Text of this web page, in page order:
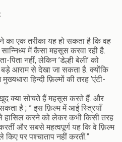
का एक तरीका यह हो सकता है कि वह
में कैसा महसूस करवा रही है.
नहीं, लेकिन ’डेल्ही बेली’ को
आराम से देखा जा सकता है. क्योंकि
हिन्दी फ़िल्मों की तरह ’एंटी-
क्‍या सोचते हैं महसूस करते हैं. और
है ; ” इस फ़िल्म में आई स्त्रियाँ
हासिल करने को लेकर कभी किसी तरह
और सबसे महत्वपूर्ण यह कि वे फ़िल्म
पर पश्चाताप नहीं करतीं.”